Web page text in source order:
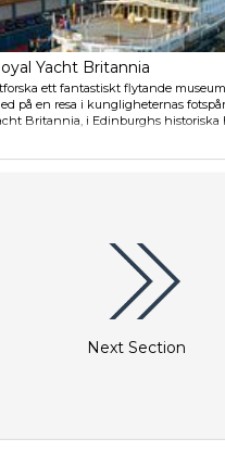
Yacht Britannia
ett fantastiskt flytande
på en resa i kungligheternas
Britannia, i Edinburghs historiska
Med en audioguidning kan du få
Next Section